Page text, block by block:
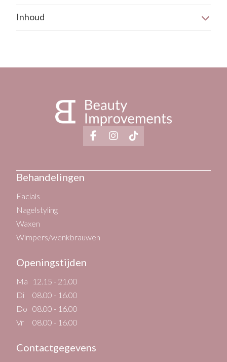
Inhoud
Behandelingen
Facials
Nagelstyling
Waxen
Wimpers/wenkbrauwen
Openingstijden
Ma
12.15 - 21.00
Di
08.00 - 16.00
Do 08.00 - 16.00
Vr
08.00 - 16.00
Contactgegevens